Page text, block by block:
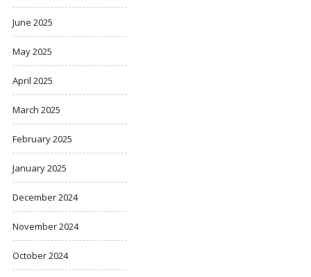
June 2025
May 2025
April 2025
March 2025
February 2025
January 2025
December 2024
November 2024
October 2024